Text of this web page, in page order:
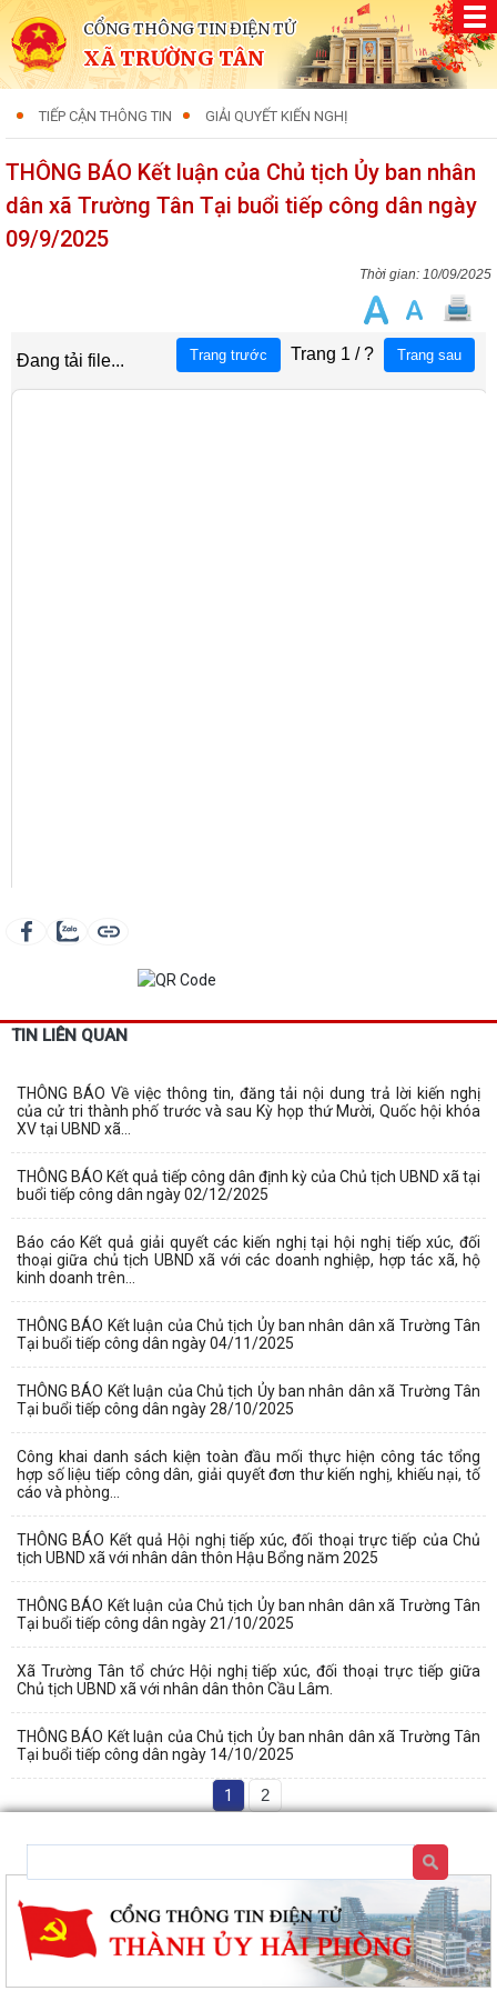
CỔNG THÔNG TIN ĐIỆN TỬ
XÃ TRƯỜNG TÂN
TIẾP CẬN THÔNG TIN GIẢI QUYẾT KIẾN NGHỊ
THÔNG BÁO Kết luận của Chủ tịch Ủy ban nhân
dân xã Trường Tân Tại buổi tiếp công dân ngày
09/9/2025
10/09/2025
TIN LIÊN QUAN
THÔNG BÁO Về việc thông tin, đăng tải nội dung trả lời kiến nghị
của cử tri thành phố trước và sau Kỳ họp thứ Mười, Quốc hội khóa
XV tại UBND xã...
THÔNG BÁO Kết quả tiếp công dân định kỳ của Chủ tịch UBND xã tại
buổi tiếp công dân ngày 02/12/2025
Báo cáo Kết quả giải quyết các kiến nghị tại hội nghị tiếp xúc, đối
thoại giữa chủ tịch UBND xã với các doanh nghiệp, hợp tác xã, hộ
kinh doanh trên...
THÔNG BÁO Kết luận của Chủ tịch Ủy ban nhân dân xã Trường Tân
Tại buổi tiếp công dân ngày 04/11/2025
THÔNG BÁO Kết luận của Chủ tịch Ủy ban nhân dân xã Trường Tân
Tại buổi tiếp công dân ngày 28/10/2025
Công khai danh sách kiện toàn đầu mối thực hiện công tác tổng
hợp số liệu tiếp công dân, giải quyết đơn thư kiến nghị, khiếu nại, tố
cáo và phòng...
THÔNG BÁO Kết quả Hội nghị tiếp xúc, đối thoại trực tiếp của Chủ
tịch UBND xã với nhân dân thôn Hậu Bổng năm 2025
THÔNG BÁO Kết luận của Chủ tịch Ủy ban nhân dân xã Trường Tân
Tại buổi tiếp công dân ngày 21/10/2025
Xã Trường Tân tổ chức Hội nghị tiếp xúc, đối thoại trực tiếp giữa
Chủ tịch UBND xã với nhân dân thôn Cầu Lâm.
THÔNG BÁO Kết luận của Chủ tịch Ủy ban nhân dân xã Trường Tân
Tại buổi tiếp công dân ngày 14/10/2025
1 2